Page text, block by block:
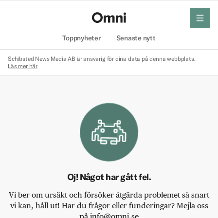
Toppnyheter Senaste nytt
meny
Schibsted News Media AB är ansvarig för dina data på denna webbplats.
Läs mer här
Oj! Något har gått fel.
Vi ber om ursäkt och försöker åtgärda problemet så snart
vi kan, håll ut! Har du frågor eller funderingar? Mejla oss